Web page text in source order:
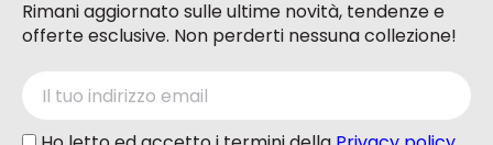
Rimani aggiornato sulle ultime novità, tendenze e
offerte esclusive. Non perderti nessuna collezione!